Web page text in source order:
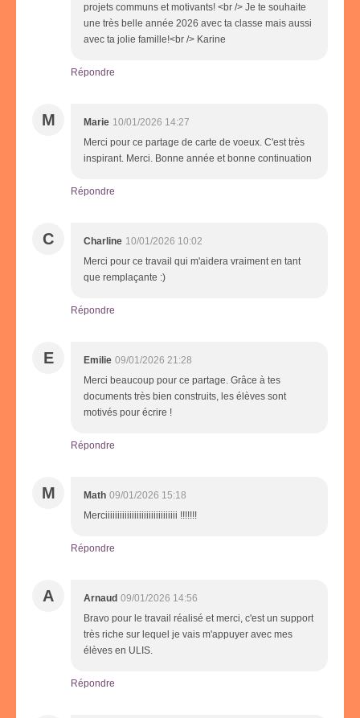
projets communs et motivants! <br /> Je te souhaite
une très belle année 2026 avec ta classe mais aussi
avec ta jolie famille!<br /> Karine
Répondre
M Marie 10/01/2026 14:27
Merci pour ce partage de carte de voeux. C'est très
inspirant. Merci. Bonne année et bonne continuation
Répondre
C Charline 10/01/2026 10:02
Merci pour ce travail qui m'aidera vraiment en tant
que remplaçante :)
Répondre
E Emilie 09/01/2026 21:28
Merci beaucoup pour ce partage. Grâce à tes
documents très bien construits, les élèves sont
motivés pour écrire !
Répondre
M Math 09/01/2026 15:18
Merciiiiiiiiiiiiiiiiiiiiiiiiiiiiii !!!!!!!
Répondre
A Arnaud 09/01/2026 14:56
Bravo pour le travail réalisé et merci, c'est un support
très riche sur lequel je vais m'appuyer avec mes
élèves en ULIS.
Répondre